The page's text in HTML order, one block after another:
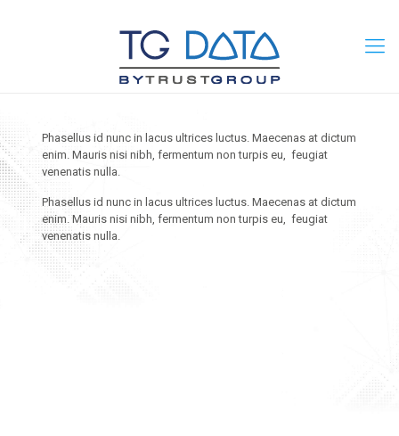
Phasellus id nunc in lacus ultrices luctus. Maecenas at dictum
enim. Mauris nisi nibh, fermentum non turpis eu, feugiat
venenatis nulla.
Phasellus id nunc in lacus ultrices luctus. Maecenas at dictum
enim. Mauris nisi nibh, fermentum non turpis eu, feugiat
venenatis nulla.